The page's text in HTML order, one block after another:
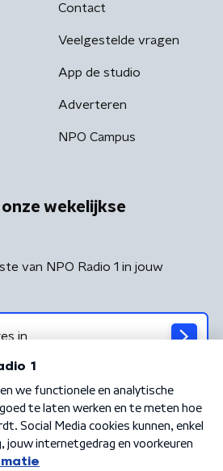
Contact
Veelgestelde vragen
App de studio
Adverteren
NPO Campus
wekelijkse
van NPO Radio 1 in jouw
Privacybeleid